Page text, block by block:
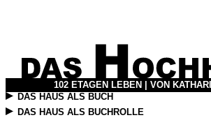
102 ETAGEN LEBEN | VON
DAS HAUS ALS BUCH
DAS HAUS ALS BUCHROLLE